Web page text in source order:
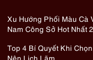
Xu Hướng Phối Màu Cà
Nam Công Sở Hot Nhất
Top 4 Bí Quyết Khi
Nên Lịch Lãm